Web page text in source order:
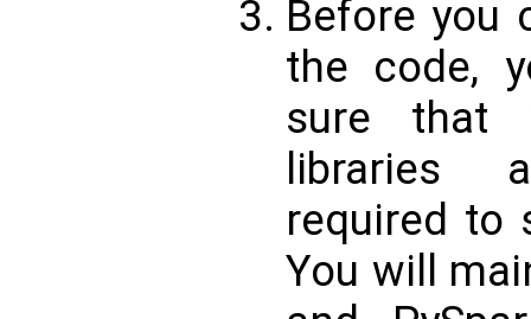
Before you
the code,
sure that
libraries
required to
You will